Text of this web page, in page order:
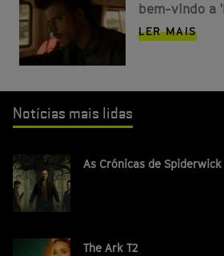
bem-vindo a
LER MAIS
Notícias mais lidas
As Crónicas de Spiderwick
The Ark T2